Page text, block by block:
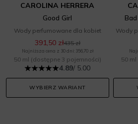
CAROLINA HERRERA
Good Girl
Wody perfumowane dla kobiet
391,50 zł435 zł
Najniższa cena z 30 dni: 356,70 zł
50 ml (dostępne 3 pojemności)
4.89/ 5.00
WYBIERZ WARIANT
Wody
50 ml